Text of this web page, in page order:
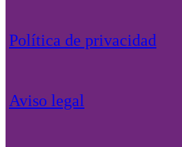
Política de privacidad
Aviso legal